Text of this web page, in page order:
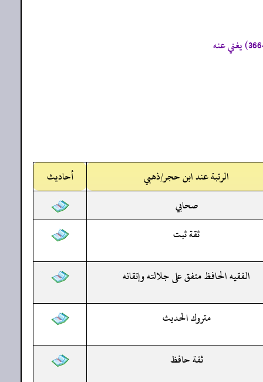
الرتبة عند ابن حجر/ذهبي
أحاديث
صحابي
ثقة ثبت
الفقيه الحافظ متفق على جلالته وإتقانه
متروك الحديث
ثقة حافظ